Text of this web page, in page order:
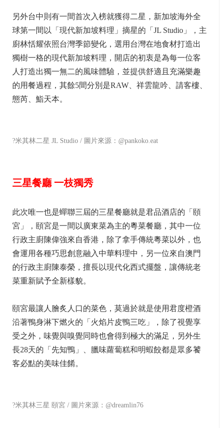
另外台中則有一間首次入榜就獲得二星，新加坡海外全
球第一間以「現代新加坡料理」摘星的「JL Studio」，主
廚林恬耀依照台灣季節變化，選用台灣在地食材打造出
獨樹一格的現代新加坡料理，開店的初衷是為每一位客
人打造出獨一無二的風味體驗，並提供舒適且充滿樂趣
的用餐過程，其餘5間分別是RAW、祥雲龍吟、請客樓、
態芮、鮨天本。
?米其林二星 JL Studio / 圖片來源：@pankoko.eat
三星餐廳 一枝獨秀
此次唯一也是蟬聯三屆的三星餐廳就是君品酒店的「頤
宮」，頤宮是一間以廣東菜為主的粵菜餐廳，其中一位
行政主廚陳偉強來自香港，除了拿手傳統粵菜以外，也
會運用各種巧思創意融入中華料理中，另一位來自澳門
的行政主廚陳泰榮，擅長以現代化西式擺盤，讓傳統老
菜重新賦予全新樣貌。
頤宮最讓人膾炙人口的菜色，莫過於就是使用君度橙酒
沿著鴨身淋下燃火的「火焰片皮鴨三吃」，除了視覺享
受之外，味覺與嗅覺同時也會得到極大的滿足，另外生
長28天的「先知鴨」、臘味蘿蔔糕和明蝦餃都是眾多饕
客必點的美味佳餚。
?米其林三星 頤宮 / 圖片來源：@dreamlin76